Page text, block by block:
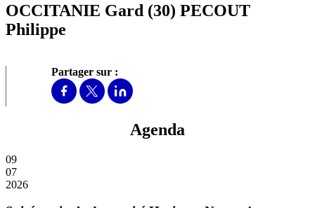
OCCITANIE Gard (30) PECOUT
Philippe
Partager sur :
Agenda
09
07
2026